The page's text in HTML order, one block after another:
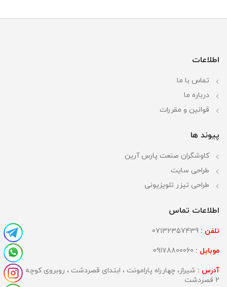
اطلاعات
تماس با ما
درباره ما
قوانین و مقررات
پیوند ها
کاوشگران صنعت پارس آرین
طراحی سایت
طراحی تیزر تلویزیونی
اطلاعات تماس
تلفن :
موبایل :
آدرس : شیراز، چهارراه پارامونت ، ابتدای قصردشت ، روبروی کوچه
2 قصردشت